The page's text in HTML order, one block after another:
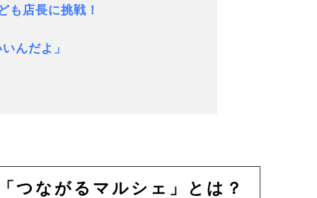
も店長に挑戦！
んだよ」
つながるマルシェ」とは？